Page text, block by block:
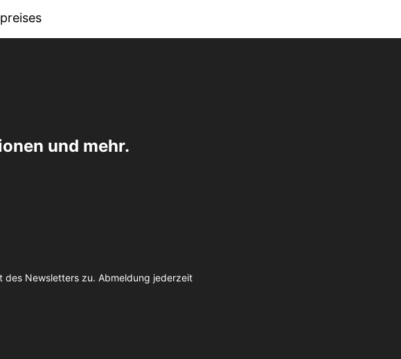
und mehr.
des Newsletters zu. Abmeldung jederzeit